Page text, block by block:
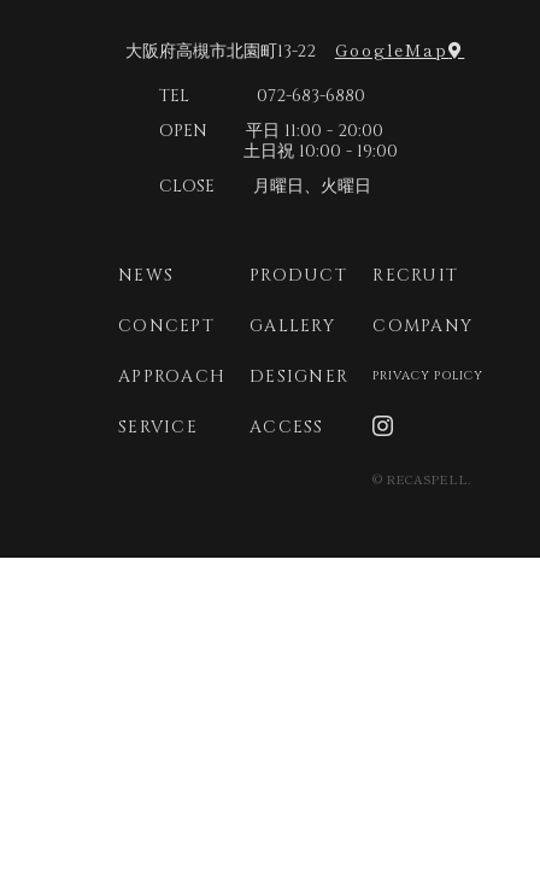
2025年12月
2025年11月
2025年10月
2025年9月
2025年7月
2025年4月
2025年3月
大阪府高槻市北園町13-22 GoogleMap
TEL 072-683-6880
OPEN 平日 11:00 - 20:00
土日祝 10:00 - 19:00
CLOSE 月曜日、火曜日
NEWS
CONCEPT
APPROACH
SERVICE
PRODUCT
GALLERY
DESIGNER
ACCESS
RECRUIT
COMPANY
PRIVACY POLICY
© RECASPELL.